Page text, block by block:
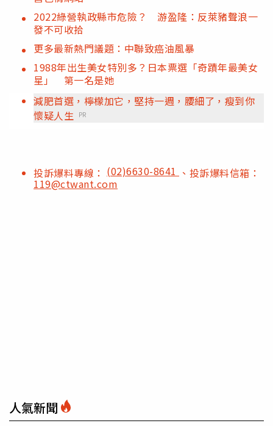
2022綠營執政縣市危險？ 游盈隆：反萊豬聲浪一
發不可收拾
更多最新熱門議題：中聯致癌油風暴
1988年出生美女特別多？日本票選「奇蹟年最美女
星」 第一名是她
減肥首選，檸檬加它，堅持一週，腰細了，瘦到你
懷疑人生 PR
投訴爆料專線： (02)6630-8641 、投訴爆料信箱：
119@ctwant.com
人氣新聞